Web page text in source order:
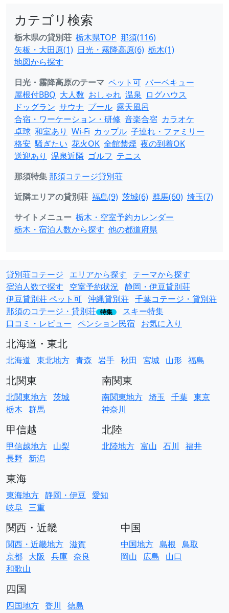
カテゴリ検索
栃木県の貸別荘 栃木県TOP 那須(116)
矢板・大田原(1) 日光・霧降高原(6) 栃木(1)
地図から探す
日光・霧降高原のテーマ ペット可 バーベキュー
屋根付BBQ 大人数 おしゃれ 温泉 ログハウス
ドッグラン サウナ プール 露天風呂
合宿・ワーケーション・研修 音楽合宿 カラオケ
卓球 和室あり Wi-Fi カップル 子連れ・ファミリー
格安 騒ぎたい 花火OK 全館禁煙 夜の到着OK
送迎あり 温泉近隣 ゴルフ テニス
那須特集那須コテージ貸別荘
近隣エリアの貸別荘 福島(9) 茨城(6) 群馬(60) 埼玉(7)
サイトメニュー 栃木・空室予約カレンダー
栃木・宿泊人数から探す 他の都道府県
貸別荘コテージ エリアから探す
テーマから探す
宿泊人数で探す
空室予約状況 静岡・伊豆貸別荘
伊豆貸別荘 ペット可 沖縄貸別荘 千葉コテージ・貸別荘
那須のコテージ・貸別荘 特集
スキー特集
口コミ・レビュー ペンション民宿 お気に入り
北海道・東北
北海道 東北地方 青森 岩手 秋田 宮城 山形 福島
北関東
北関東地方 茨城
栃木 群馬
南関東
南関東地方 埼玉 千葉 東京
神奈川
甲信越
甲信越地方 山梨
長野
新潟
北陸
北陸地方 富山 石川 福井
東海
東海地方 静岡・伊豆 愛知
岐阜 三重
関西・近畿
関西・近畿地方 滋賀
京都 大阪 兵庫 奈良
和歌山
中国
中国地方 島根 鳥取
岡山
広島 山口
四国
四国地方 香川
徳島